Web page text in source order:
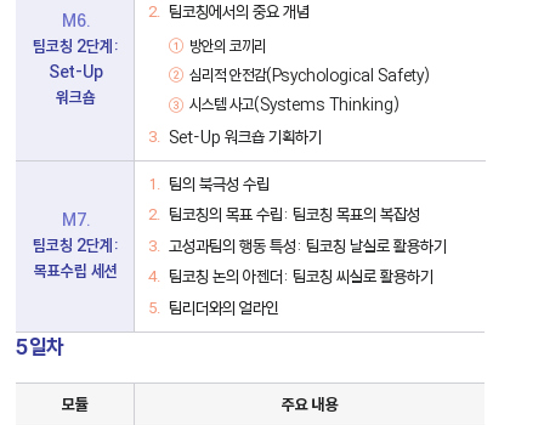
M6.
팀코칭 2단계:
Set-Up
워크숍
팀코칭에서의 중요 개념
방안의 코끼리
심리적 안전감(Psychological Safety)
시스템 사고(Systems Thinking)
Set-Up 워크숍 기획하기
M7.
팀코칭 2단계:
목표수립 세션
팀의 북극성 수립
팀코칭의 목표 수립: 팀코칭 목표의 복잡성
고성과팀의 행동 특성: 팀코칭 날실로 활용하기
팀코칭 논의 아젠더: 팀코칭 씨실로 활용하기
팀리더와의 얼라인
5일차
팀
모듈 주요 내용